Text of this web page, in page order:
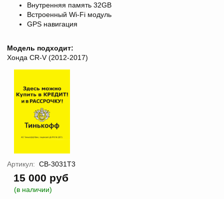
Внутренняя память 32GB
Встроенный Wi-Fi модуль
GPS навигация
Модель подходит:
Хонда CR-V (2012-2017)
Артикул: CB-3031T3
15 000 руб
(в наличии)